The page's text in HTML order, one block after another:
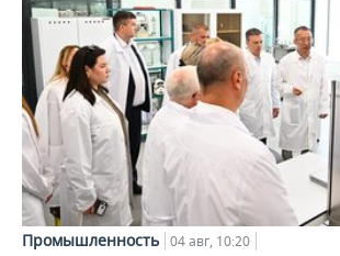
Промышленность 04 авг, 10:20